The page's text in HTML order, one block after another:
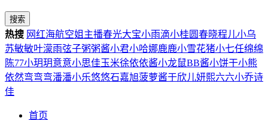
搜索
热搜 网红海航空姐 主播春光大宝小雨滴小桂圆春晓程儿小乌
苏敏敏叶濛雨弦子粥粥酱小君小哈娜鹿鹿小雪花猪小七任绵绵
陈77小玥玥意意小思佳玉米徐依依酱小龙鼠BB酱小饼干小熊
依然弯弯弯潘潘小乐悠悠石嘉旭菠萝酱于欣儿妍熙六六小乔诗
佳
首页